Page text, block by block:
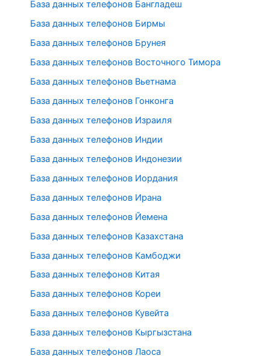
База данных телефонов Бангладеш
База данных телефонов Бирмы
База данных телефонов Брунея
База данных телефонов Восточного Тимора
База данных телефонов Вьетнама
База данных телефонов Гонконга
База данных телефонов Израиля
База данных телефонов Индии
База данных телефонов Индонезии
База данных телефонов Иордания
База данных телефонов Ирана
База данных телефонов Йемена
База данных телефонов Казахстана
База данных телефонов Камбоджи
База данных телефонов Китая
База данных телефонов Кореи
База данных телефонов Кувейта
База данных телефонов Кыргызстана
База данных телефонов Лаоса